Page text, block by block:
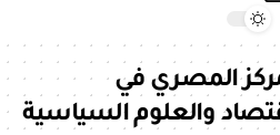
المصري في
والعلوم السياسية